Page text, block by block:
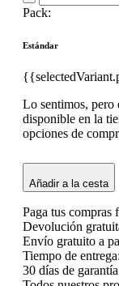
Pack:
Estándar
Lo sentimos, pero
disponible en la
opciones de
Añadir a la cesta
Paga tus compras
Devolución
Envío gratuito a
Tiempo de
30 días de